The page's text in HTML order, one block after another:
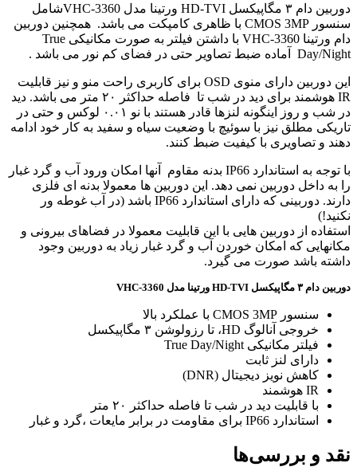
دوربین دام ۳ مگاپیکسل HD-TVI ورتینا مدل VHC-3360شامل
سنسور CMOS 3MP با ظاهری کامپکت می باشد. همچنین دوربین
دام ورتینا VHC-3360 با داشتن فیلتر به صورت مکانیکی True
Day/Night آماده ضبط تصاویر حتی در فضای کم نور می باشد .
این دوربین دارای منوی OSD برای کاربری راحت منو و نیز قابلیت
IR هوشمند برای دید در شب تا فاصله حداکثر ۲۰ متر می باشد. دید
در شب و روز اینگونه لنزها قادر هستند با نو ۰.۰۱ لوکس و حتی در
تاریکی مطلق نیز با سوئیچ با وضعیت سیاه و سفید به کار خود ادامه
دهند و تصاویری با کیفیت ضبط کنند.
با توجه به استاندارد IP66 بدنه مقاوم آنها امکان ورود آب و گرد غبار
را به داخل دوربین نمی دهد. این دوربین ها معمولا بدنه ای فلزی
دارند. دوربینی که دارای استاندارد IP66 باشد (در آب غوطه ور
نکنید!)
استفاده از دوربین هایی با این قابلیت معمولا در فضاهای بیرونی و
مکانهایی که امکان خوردن آب و گرد غبار زیاد به دوربین وجود
داشته باشد صورت می گیرد.
دوربین دام ۳ مگاپیکسل ورتینا مدل
سنسور CMOS 3MP با عملکرد بالا
خروجی آنالوگ HD، تا رزولوشن ۳ مگاپیکسل
فیلتر مکانیکی True Day/Night
دارای لنز ثابت
کاهش نویز دیجیتال (DNR)
IR هوشمند
با قابلیت دید در شب تا فاصله حداکثر ۲۰ متر
استاندارد IP66 برای مقاومت در برابر مایعات ،گرد و غبار
نقد و بررسی‌ها